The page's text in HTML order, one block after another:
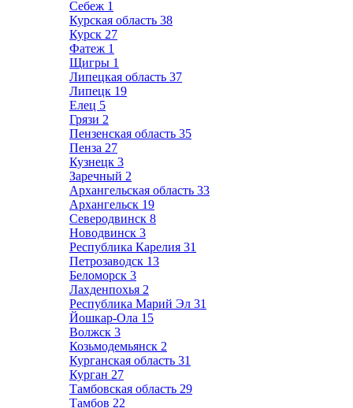
Себеж 1
Курская область 38
Курск 27
Фатеж 1
Щигры 1
Липецкая область 37
Липецк 19
Елец 5
Грязи 2
Пензенская область 35
Пенза 27
Кузнецк 3
Заречный 2
Архангельская область 33
Архангельск 19
Северодвинск 8
Новодвинск 3
Республика Карелия 31
Петрозаводск 13
Беломорск 3
Лахденпохья 2
Республика Марий Эл 31
Йошкар-Ола 15
Волжск 3
Козьмодемьянск 2
Курганская область 31
Курган 27
Тамбовская область 29
Тамбов 22